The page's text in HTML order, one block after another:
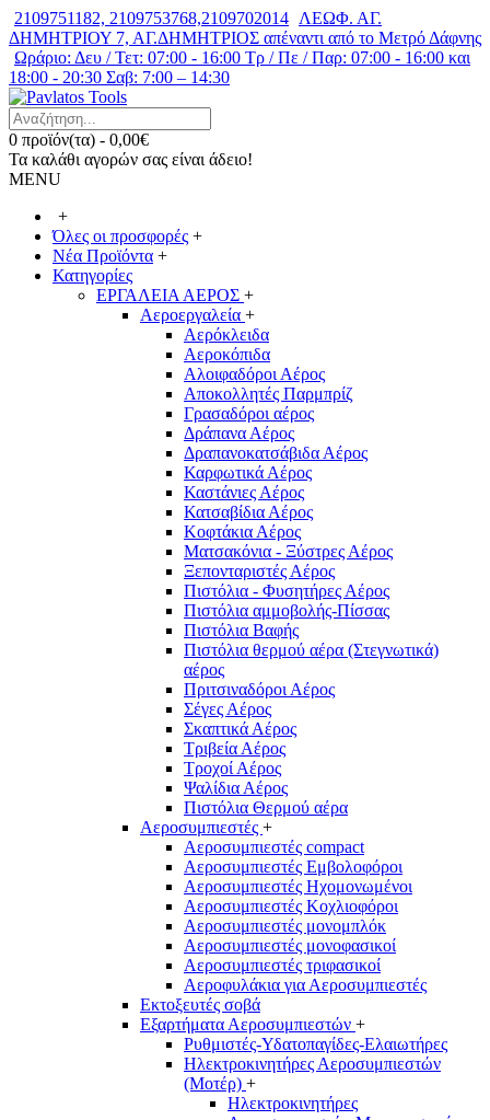
2109751182, 2109753768,2109702014 ΛΕΩΦ. ΑΓ.
ΔΗΜΗΤΡΙΟΥ 7, ΑΓ.ΔΗΜΗΤΡΙΟΣ απέναντι από το Μετρό Δάφνης
Ωράριο: Δευ / Τετ: 07:00 - 16:00 Τρ / Πε / Παρ: 07:00 - 16:00 και
18:00 - 20:30 Σαβ: 7:00 – 14:30
0 προϊόν(τα) - 0,00€
Τα καλάθι αγορών σας είναι άδειο!
MENU
+
Όλες οι προσφορές +
Νέα Προϊόντα +
Κατηγορίες
ΕΡΓΑΛΕΙΑ ΑΕΡΟΣ +
Αεροεργαλεία +
Αερόκλειδα
Αεροκόπιδα
Αλοιφαδόροι Αέρος
Αποκολλητές Παρμπρίζ
Γρασαδόροι αέρος
Δράπανα Αέρος
Δραπανοκατσάβιδα Αέρος
Καρφωτικά Αέρος
Καστάνιες Αέρος
Κατσαβίδια Αέρος
Κοφτάκια Αέρος
Ματσακόνια - Ξύστρες Αέρος
Ξεπονταριστές Αέρος
Πιστόλια - Φυσητήρες Αέρος
Πιστόλια αμμοβολής-Πίσσας
Πιστόλια Βαφής
Πιστόλια θερμού αέρα (Στεγνωτικά)
αέρος
Πριτσιναδόροι Αέρος
Σέγες Αέρος
Σκαπτικά Αέρος
Τριβεία Αέρος
Τροχοί Αέρος
Ψαλίδια Αέρος
Πιστόλια Θερμού αέρα
Αεροσυμπιεστές +
Αεροσυμπιεστές compact
Αεροσυμπιεστές Εμβολοφόροι
Αεροσυμπιεστές Ηχομονωμένοι
Αεροσυμπιεστές Κοχλιοφόροι
Αεροσυμπιεστές μονομπλόκ
Αεροσυμπιεστές μονοφασικοί
Αεροσυμπιεστές τριφασικοί
Αεροφυλάκια για Αεροσυμπιεστές
Εκτοξευτές σοβά
Εξαρτήματα Αεροσυμπιεστών +
Ρυθμιστές-Υδατοπαγίδες-Ελαιωτήρες
Ηλεκτροκινητήρες Αεροσυμπιεστών
(Μοτέρ) +
Ηλεκτροκινητήρες